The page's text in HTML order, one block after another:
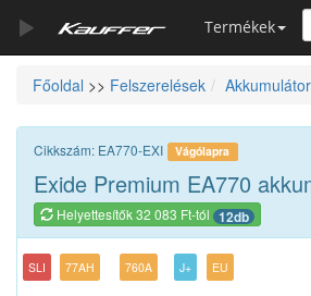
Termékek
Szerszámkatalógus
Kosár
Alkatrészek
Főoldal >> Felszerelések Akkumulátor
Cikkszám: EA770-EXI Vágólapra
Exide Premium EA770
Helyettesítők 32 083 Ft-tól 12db
SLI 77AH 760A J+ EU